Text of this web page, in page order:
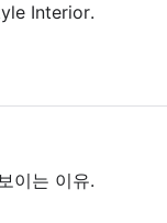
다, Natural Style Interior.
이는 이유.